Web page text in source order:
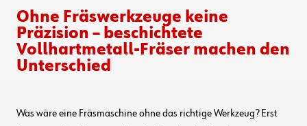
Ohne Fräswerkzeuge keine
Präzision – beschichtete
Vollhartmetall-Fräser machen den
Unterschied
Was wäre eine Fräsmaschine ohne das richtige Werkzeug? Erst